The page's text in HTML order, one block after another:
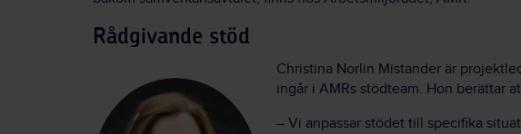
Rådgivande stöd
Christina Norlin Mistander är
ingår i AMRs stödteam. Hon berättar
– Vi anpassar stödet till specifika